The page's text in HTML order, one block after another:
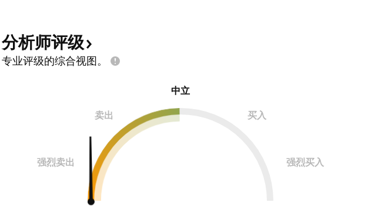
分析师评级
专业评级的综合视图。
中立
卖出 买入
强烈卖出 强烈买入